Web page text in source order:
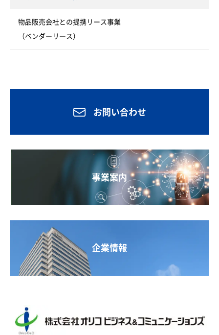
物品販売会社との提携リース事業
（ベンダーリース）
お問い合わせ
事業案内
企業情報